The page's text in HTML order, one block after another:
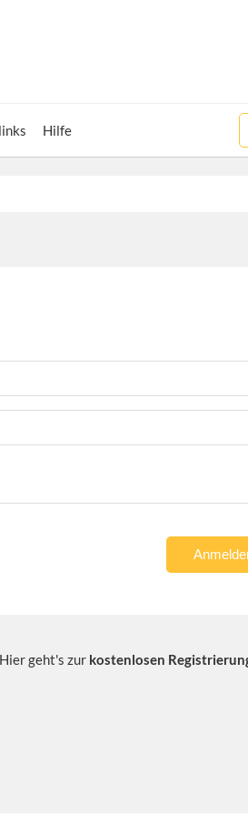
Hilfe
geht's zur kostenlosen